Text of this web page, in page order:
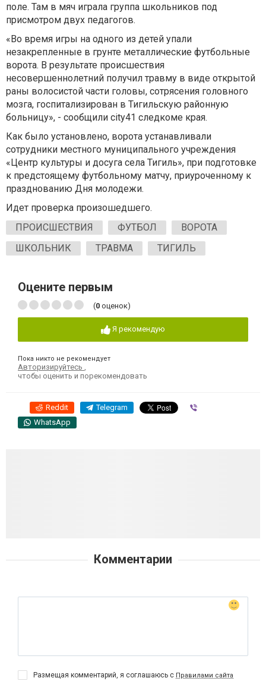
поле. Там в мяч играла группа школьников под
присмотром двух педагогов.
«Во время игры на одного из детей упали
незакрепленные в грунте металлические футбольные
ворота. В результате происшествия
несовершеннолетний получил травму в виде открытой
раны волосистой части головы, сотрясения головного
мозга, госпитализирован в Тигильскую районную
больницу», - сообщили city41 следкоме края.
Как было установлено, ворота устанавливали
сотрудники местного муниципального учреждения
«Центр культуры и досуга села Тигиль», при подготовке
к предстоящему футбольному матчу, приуроченному к
празднованию Дня молодежи.
Идет проверка произошедшего.
ПРОИСШЕСТВИЯ
ФУТБОЛ
ВОРОТА
ШКОЛЬНИК
ТРАВМА ТИГИЛЬ
Оцените первым
(0 оценок)
Я рекомендую
Пока никто не рекомендует
Авторизируйтесь
чтобы оценить и порекомендовать
Reddit Telegram
WhatsApp
Комментарии
Размещая комментарий, я соглашаюсь с Правилами сайта